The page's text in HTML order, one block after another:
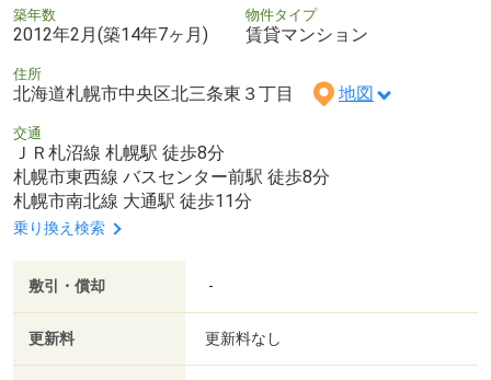
築年数
2012年2月(築14年7ヶ月)
物件タイプ
賃貸マンション
住所
北海道札幌市中央区北三条東３丁目 地図
交通
ＪＲ札沼線 札幌駅 徒歩8分
札幌市東西線 バスセンター前駅 徒歩8分
札幌市南北線 大通駅 徒歩11分
乗り換え検索
敷引・償却 -
更新料 更新料なし